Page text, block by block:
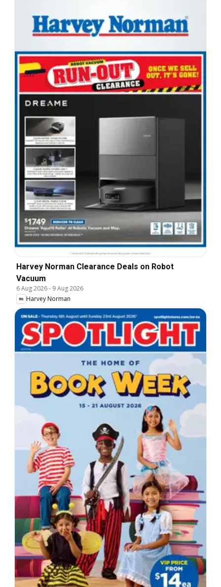
Harvey Norman Clearance Deals on Robot
Vacuum
6 Aug 2026- 9 Aug 2026
Harvey Norman